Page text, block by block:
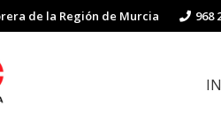
de la Región de Murcia 968